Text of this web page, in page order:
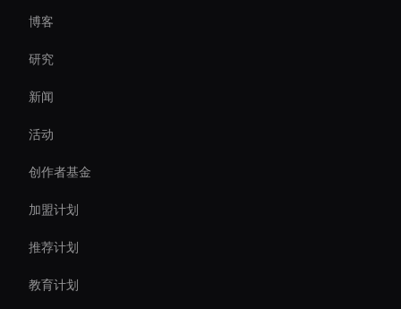
Hologram Avatar
Holographic Ai Avatar
Autonomous Ai Avatar
Holographic Display Ai
Live Ai Avatar
博客
研究
新闻
活动
创作者基金
加盟计划
推荐计划
教育计划